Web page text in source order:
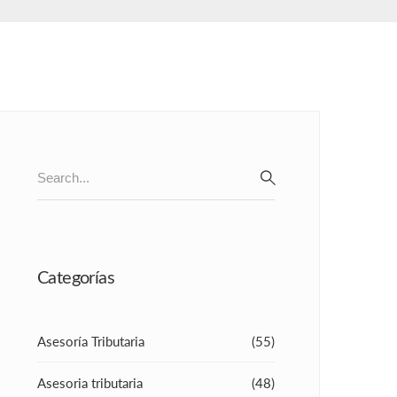
for:
Categorías
Asesoría Tributaria (55)
Asesoria tributaria (48)